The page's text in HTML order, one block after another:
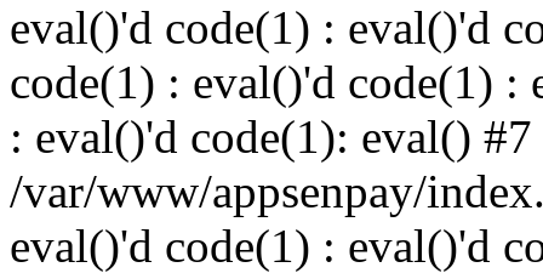
eval()'d code(1) : eval()'d
code(1) : eval()'d code(1) :
: eval()'d code(1): eval() #7
/var/www/appsenpay/
eval()'d code(1) : eval()'d